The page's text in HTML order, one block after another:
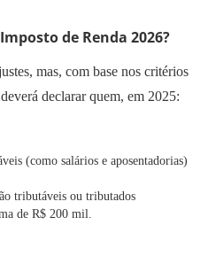
de Renda 2026?
mas, com base nos critérios
declarar quem, em 2025:
(como salários e aposentadorias)
tributáveis ou tributados
de R$ 200 mil.